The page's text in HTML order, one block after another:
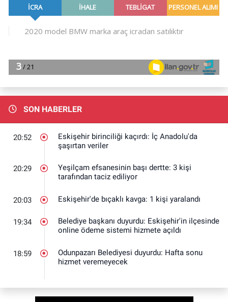
SON HABERLER
20:52
Eskişehir birinciliği kaçırdı: İç Anadolu'da
şaşırtan veriler
20:29
Yeşilçam efsanesinin başı dertte: 3 kişi
tarafından taciz ediliyor
20:03 Eskişehir'de bıçaklı kavga: 1 kişi yaralandı
19:34
Belediye başkanı duyurdu: Eskişehir'in ilçesinde
online ödeme sistemi hizmete açıldı
18:59
Odunpazarı Belediyesi duyurdu: Hafta sonu
hizmet veremeyecek